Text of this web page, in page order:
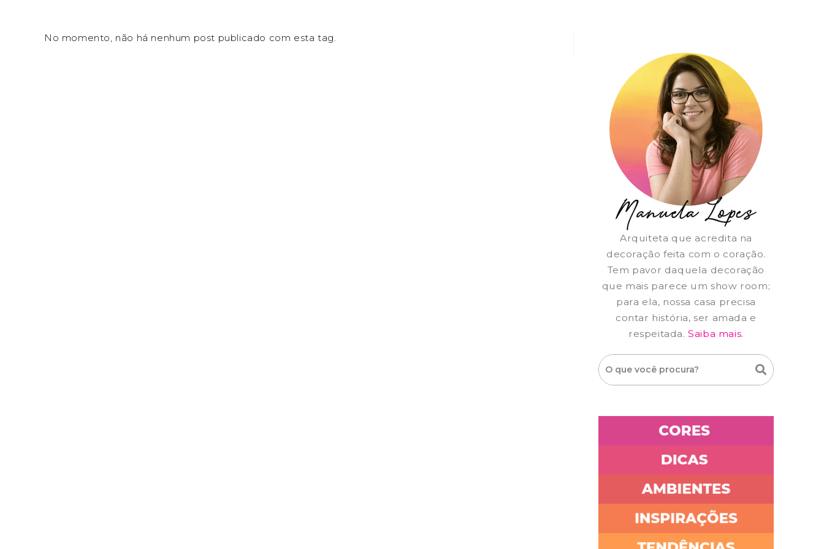
No momento, não há nenhum post publicado com esta tag.
Arquiteta que acredita na
decoração feita com o coração.
Tem pavor daquela decoração
que mais parece um show room;
para ela, nossa casa precisa
contar história, ser amada e
respeitada.Saiba mais.